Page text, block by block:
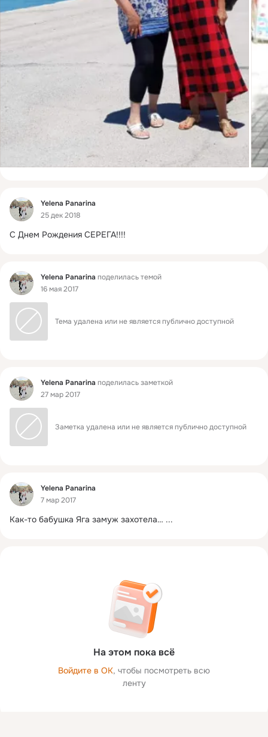
Фид
Yelena Panarina
25 дек 2018
С Днем Рождения СЕРЕГА!!!!
Фид Yelena Panarina поделилась темой
16 мая 2017
Тема удалена или не является публично доступной
Фид Yelena Panarina поделилась заметкой
27 мар 2017
Заметка удалена или не является публично доступной
Фид
Yelena Panarina
7 мар 2017
Как-то бабушка Яга замуж захотела… ...
На этом пока всё
Войдите в ОК, чтобы посмотреть всю
ленту